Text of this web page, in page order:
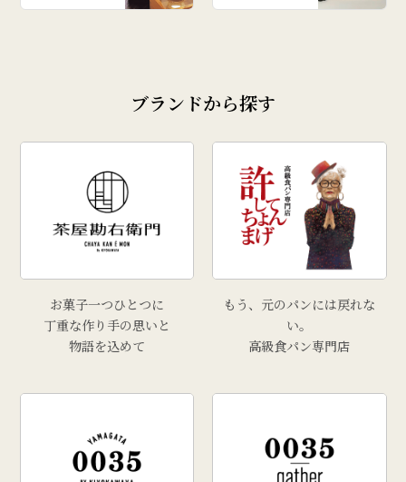
ブランドから探す
お菓子一つひとつに
丁重な作り手の思いと
物語を込めて
もう、元のパンには戻れな
い。
高級食パン専門店